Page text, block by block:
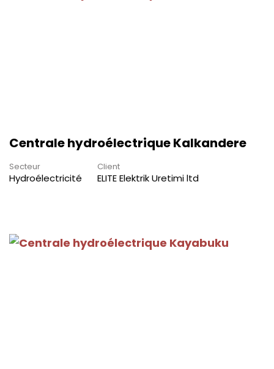
Centrale hydroélectrique Kalkandere
Secteur
Hydroélectricité
Client
ELITE Elektrik Uretimi ltd